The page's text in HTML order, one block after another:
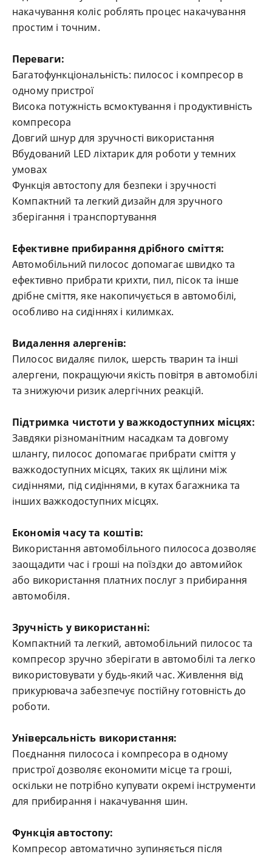
накачування коліс роблять процес накачування
простим і точним.
Переваги:
Багатофункціональність: пилосос і компресор в
одному пристрої
Висока потужність всмоктування і продуктивність
компресора
Довгий шнур для зручності використання
Вбудований LED ліхтарик для роботи у темних
умовах
Функція автостопу для безпеки і зручності
Компактний та легкий дизайн для зручного
зберігання і транспортування
Ефективне прибирання дрібного сміття:
Автомобільний пилосос допомагає швидко та
ефективно прибрати крихти, пил, пісок та інше
дрібне сміття, яке накопичується в автомобілі,
особливо на сидіннях і килимках.
Видалення алергенів:
Пилосос видаляє пилок, шерсть тварин та інші
алергени, покращуючи якість повітря в автомобілі
та знижуючи ризик алергічних реакцій.
Підтримка чистоти у важкодоступних місцях:
Завдяки різноманітним насадкам та довгому
шлангу, пилосос допомагає прибрати сміття у
важкодоступних місцях, таких як щілини між
сидіннями, під сидіннями, в кутах багажника та
інших важкодоступних місцях.
Економія часу та коштів:
Використання автомобільного пилососа дозволяє
заощадити час і гроші на поїздки до автомийок
або використання платних послуг з прибирання
автомобіля.
Зручність у використанні:
Компактний та легкий, автомобільний пилосос та
компресор зручно зберігати в автомобілі та легко
використовувати у будь-який час. Живлення від
прикурювача забезпечує постійну готовність до
роботи.
Універсальність використання:
Поєднання пилососа і компресора в одному
пристрої дозволяє економити місце та гроші,
оскільки не потрібно купувати окремі інструменти
для прибирання і накачування шин.
Функція автостопу:
Компресор автоматично зупиняється після